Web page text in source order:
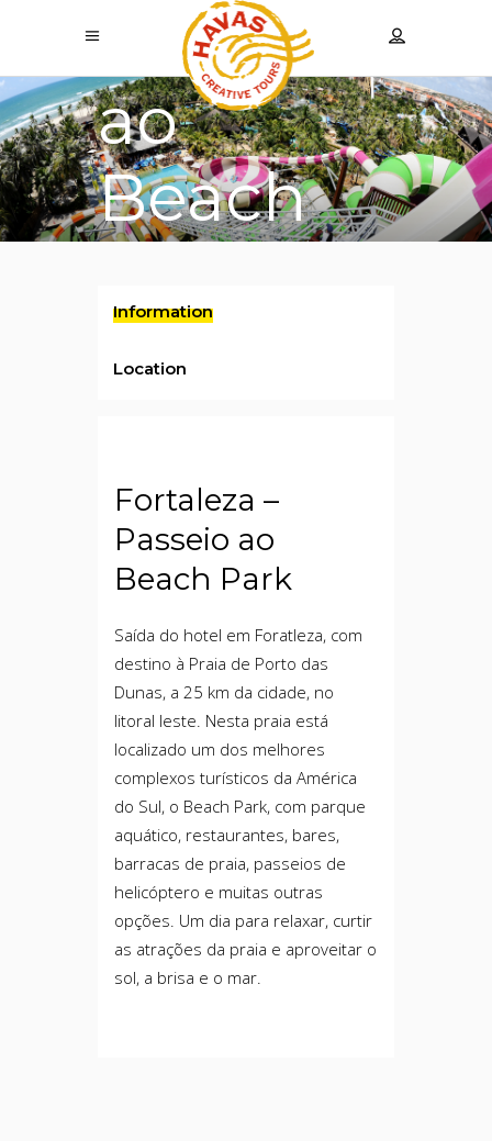
Passeio
ao
Beach
Information
Location
Fortaleza –
Passeio ao
Beach Park
Saída do hotel em Foratleza, com
destino à Praia de Porto das
Dunas, a 25 km da cidade, no
litoral leste. Nesta praia está
localizado um dos melhores
complexos turísticos da América
do Sul, o Beach Park, com parque
aquático, restaurantes, bares,
barracas de praia, passeios de
helicóptero e muitas outras
opções. Um dia para relaxar, curtir
as atrações da praia e aproveitar o
sol, a brisa e o mar.